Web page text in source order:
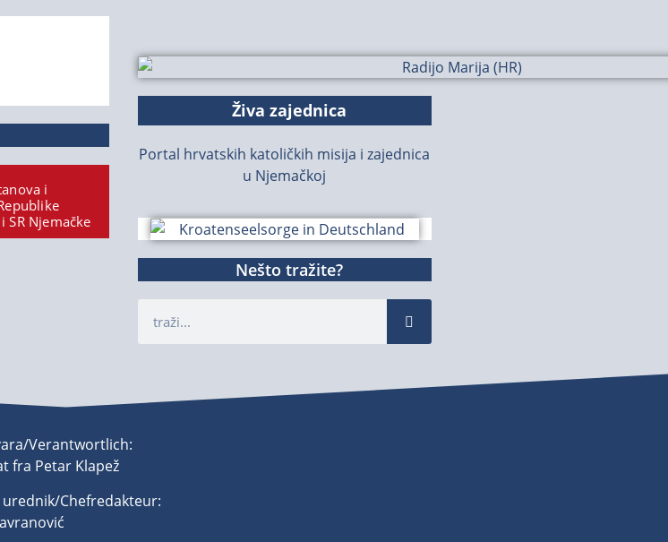
i
SR Njemačke
Živa zajednica
Portal hrvatskih katoličkih misija i zajednica
u Njemačkoj
Nešto tražite?
Verantwortlich:
fra Petar Klapež
urednik/Chefredakteur: